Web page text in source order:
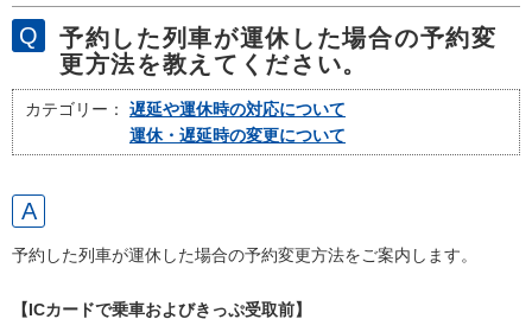
予約した列車が運休した場合の予約変
更方法を教えてください。
カテゴリー：
遅延や運休時の対応について
運休・遅延時の変更について
予約した列車が運休した場合の予約変更方法をご案内します。
【ICカードで乗車およびきっぷ受取前】